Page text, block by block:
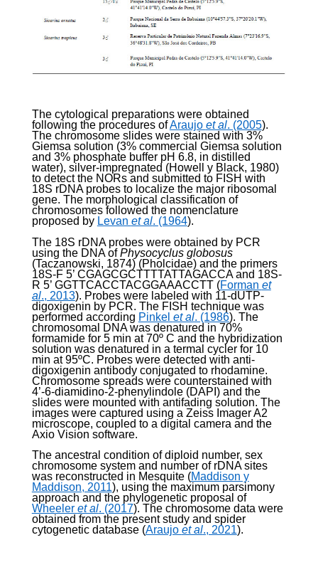
The cytological preparations were obtained
following the procedures ofAraujo et al. (2005).
The chromosome slides were stained with 3%
Giemsa solution (3% commercial Giemsa solution
and 3% phosphate buffer pH 6.8, in distilled
water), silver-impregnated (Howell y Black, 1980)
to detect the NORs and submitted to FISH with
18S rDNA probes to localize the major ribosomal
gene. The morphological classification of
chromosomes followed the nomenclature
proposed by Levan et al. (1964).
The 18S rDNA probes were obtained by PCR
using the DNA ofPhysocyclus globosus
(Taczanowski, 1874) (Pholcidae) and the primers
18S-F 5’ CGAGCGCTTTTATTAGACCA and 18S-
R 5’ GGTTCACCTACGGAAACCTT (Forman et
al., 2013). Probes were labeled with 11-dUTP-
digoxigenin by PCR. The FISH technique was
performed according Pinkel et al. (1986). The
chromosomal DNA was denatured in 70%
formamide for 5 min at 70º C and the hybridization
solution was denatured in a termal cycler for 10
min at 95ºC. Probes were detected with anti-
digoxigenin antibody conjugated to rhodamine.
Chromosome spreads were counterstained with
4’-6-diamidino-2-phenylindole (DAPI) and the
slides were mounted with antifading solution. The
images were captured using a Zeiss Imager A2
microscope, coupled to a digital camera and the
Axio Vision software.
The ancestral condition of diploid number, sex
chromosome system and number of rDNA sites
was reconstructed in Mesquite (Maddison y
Maddison, 2011), using the maximum parsimony
approach and the phylogenetic proposal of
Wheeler et al. (2017). The chromosome data were
obtained from the present study and spider
cytogenetic database (Araujo et al., 2021).